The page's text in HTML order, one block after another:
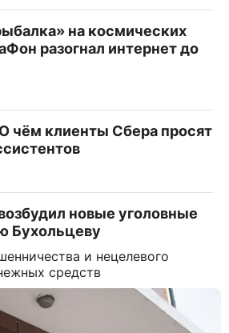
на космических
разогнал интернет до
чём клиенты Сбера просят
новые уголовные
Бухольцеву
и нецелевого
средств